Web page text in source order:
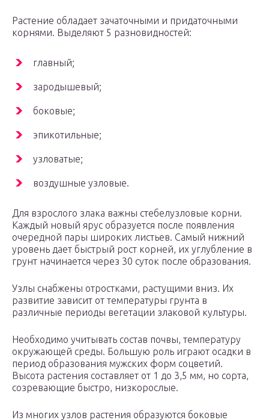
Растение обладает зачаточными и придаточными
корнями. Выделяют 5 разновидностей:
главный;
зародышевый;
боковые;
эпикотильные;
узловатые;
воздушные узловые.
Для взрослого злака важны стебелузловые корни.
Каждый новый ярус образуется после появления
очередной пары широких листьев. Самый нижний
уровень дает быстрый рост корней, их углубление в
грунт начинается через 30 суток после образования.
Узлы снабжены отростками, растущими вниз. Их
развитие зависит от температуры грунта в
различные периоды вегетации злаковой культуры.
Необходимо учитывать состав почвы, температуру
окружающей среды. Большую роль играют осадки в
период образования мужских форм соцветий.
Высота растения составляет от 1 до 3,5 мм, но сорта,
созревающие быстро, низкорослые.
Из многих узлов растения образуются боковые